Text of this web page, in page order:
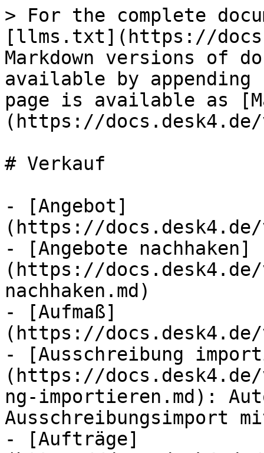
> For the complete
[llms.txt](https://
Markdown versions of
available by
page is available as
(https://
# Verkauf
- [Angebot]
(https://docs.desk4.de/
- [Angebote nachhaken]
(https://docs.desk4.de/
nachhaken.md)
- [Aufmaß]
(https://docs.desk4.de/
- [Ausschreibung
(https://docs.desk4.de/
ng-importieren.md):
Ausschreibungsimport
- [Aufträge]